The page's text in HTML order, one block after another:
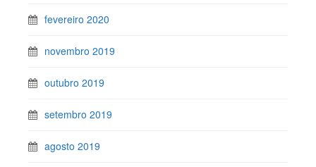
fevereiro 2020
novembro 2019
outubro 2019
setembro 2019
agosto 2019